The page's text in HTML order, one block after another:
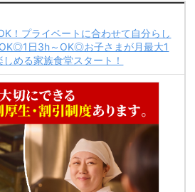
！プライベートに合わせて自分らし
日3h～OK◎お子さまが月最大1
める家族食堂スタート！